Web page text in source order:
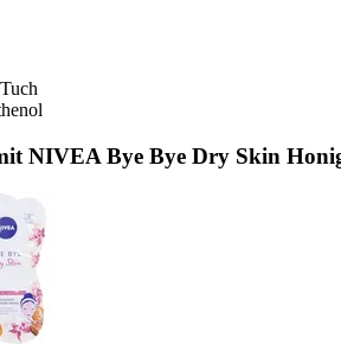
NIVEA Bye Bye Dry Skin